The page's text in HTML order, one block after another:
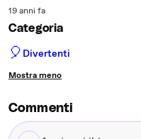
19 anni fa
Categoria
🎈 Divertenti
Mostra meno
Commenti